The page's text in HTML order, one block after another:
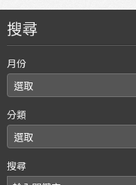
搜尋
月份
分類
搜尋